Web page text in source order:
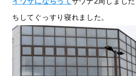
ちしてぐっすり寝れました。